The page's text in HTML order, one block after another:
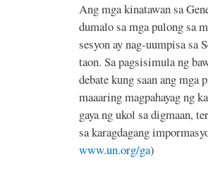
Ang mga kinatawan sa
dumalo sa mga pulong sa
sesyon ay nag-uumpisa sa
taon. Sa pagsisimula ng
debate kung saan ang mga
maaaring magpahayag ng
gaya ng ukol sa digmaan,
sa karagdagang
www.un.org/ga)